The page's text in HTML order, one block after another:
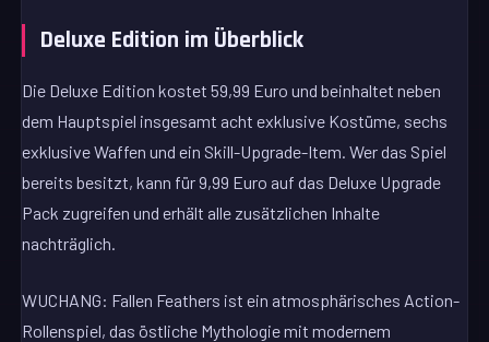
Deluxe Edition im Überblick
Die Deluxe Edition kostet 59,99 Euro und beinhaltet neben
dem Hauptspiel insgesamt acht exklusive Kostüme, sechs
exklusive Waffen und ein Skill-Upgrade-Item. Wer das Spiel
bereits besitzt, kann für 9,99 Euro auf das Deluxe Upgrade
Pack zugreifen und erhält alle zusätzlichen Inhalte
nachträglich.
WUCHANG: Fallen Feathers ist ein atmosphärisches Action-
Rollenspiel, das östliche Mythologie mit modernem